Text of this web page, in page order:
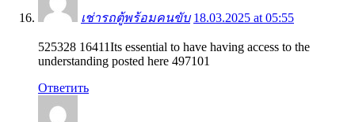
เช่ารถตู้พร้อมคนขับ 18.03.2025 at 05:55
525328 16411Its essential to have having access to the
understanding posted here 497101
Ответить